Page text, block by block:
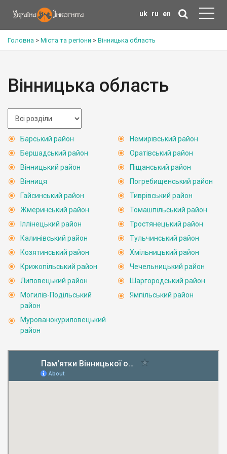
uk ru en
Головна > Міста та регіони > Вінницька область
Вінницька область
Барський район
Бершадський район
Вінницький район
Вінниця
Гайсинський район
Жмеринський район
Іллінецький район
Калинівський район
Козятинський район
Крижопільський район
Липовецький район
Могилів-Подільський
район
Мурованокуриловецький
район
Немирівський район
Оратівський район
Піщанський район
Погребищенський район
Тиврівський район
Томашпільський район
Тростянецький район
Тульчинський район
Хмільницький район
Чечельницький район
Шаргородський район
Ямпільський район